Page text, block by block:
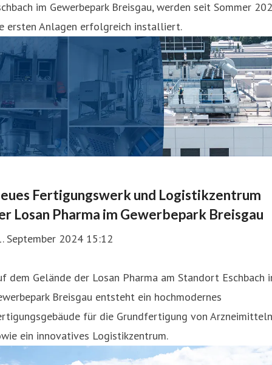
im Gewerbepark Breisgau, werden seit Sommer
ersten Anlagen erfolgreich installiert.
Fertigungswerk und Logistikzentrum
Losan Pharma im Gewerbepark Breisgau
September 2024 15:12
dem Gelände der Losan Pharma am Standort Eschbach
Breisgau entsteht ein hochmodernes
für die Grundfertigung von Arzneimitteln
ein innovatives Logistikzentrum.